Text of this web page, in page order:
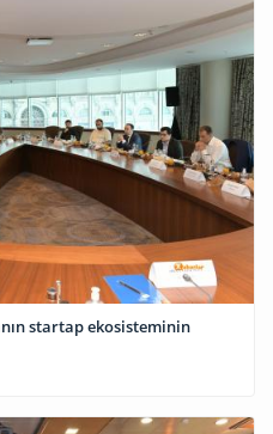
startap ekosisteminin